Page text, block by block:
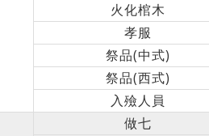
火化棺木
孝服
祭品(中式)
祭品(西式)
入殮人員
做七